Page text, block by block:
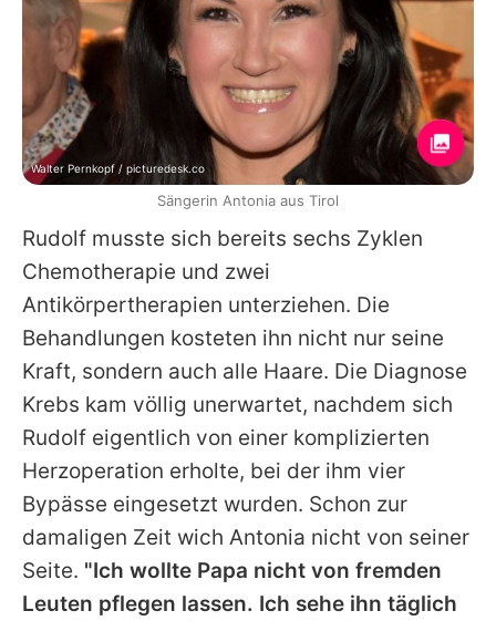
Rudolf musste sich bereits sechs Zyklen
Chemotherapie und zwei
Antikörpertherapien unterziehen. Die
Behandlungen kosteten ihn nicht nur seine
Kraft, sondern auch alle Haare. Die Diagnose
Krebs kam völlig unerwartet, nachdem sich
Rudolf eigentlich von einer komplizierten
Herzoperation erholte, bei der ihm vier
Bypässe eingesetzt wurden. Schon zur
damaligen Zeit wich Antonia nicht von seiner
Seite. "Ich wollte Papa nicht von fremden
Leuten pflegen lassen. Ich sehe ihn täglich
Walter Pernkopf / picturedesk.co
Sängerin Antonia aus Tirol